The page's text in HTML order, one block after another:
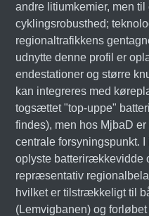
andre litiumkemier, men
cyklingsrobusthed;
regionaltrafikkens
udnytte denne profil er
endestationer og større
kan integreres med
togsættet "top-uppe"
findes), men hos MjbaD
centrale forsyningspunkt.
oplyste batterirækkevidde
repræsentativ
hvilket er tilstrækkeligt til
(Lemvigbanen) og